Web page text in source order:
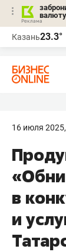
валюту
Казань23.3°
16 июля
в
и